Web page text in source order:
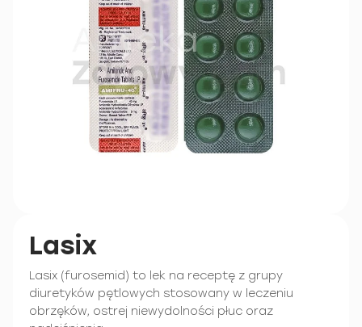
Lasix
Lasix (furosemid) to lek na receptę z grupy
diuretyków pętlowych stosowany w leczeniu
obrzęków, ostrej niewydolności płuc oraz